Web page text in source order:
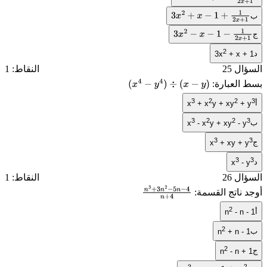
ب
3x +x −1 2x +
ج
3x −1 2x
3x2 + x + 1
السؤال 25
النقاط: 1
بسط العبارة:
(x 4) ÷ x −y)
x3 + x2 y + xy2 + y3
ب x3 - x2 y + xy2 - y3
ج x3 + xy + y3
x3 - y3
السؤال 26
النقاط: 1
أوجد ناتج القسمة:
3n2
n2 - n - 1
ب n2 + n - 1
ج n2 - n + 1